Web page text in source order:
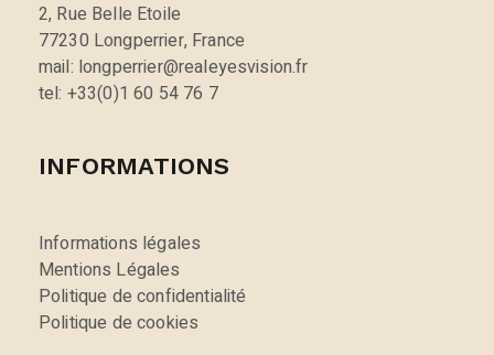
2, Rue Belle Etoile
77230 Longperrier, France
mail: longperrier@realeyesvision.fr
tel: +33(0)1 60 54 76 7
INFORMATIONS
Informations légales
Mentions Légales
Politique de confidentialité
Politique de cookies